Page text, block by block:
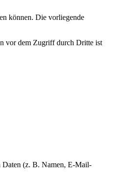
können. Die vorliegende
vor dem Zugriff durch Dritte ist
Daten (z. B. Namen, E-Mail-